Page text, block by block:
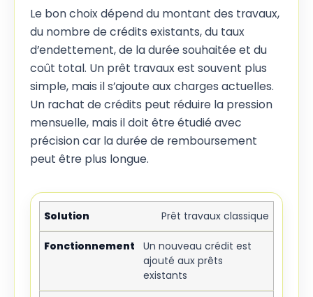
Le bon choix dépend du montant des travaux,
du nombre de crédits existants, du taux
d’endettement, de la durée souhaitée et du
coût total. Un prêt travaux est souvent plus
simple, mais il s’ajoute aux charges actuelles.
Un rachat de crédits peut réduire la pression
mensuelle, mais il doit être étudié avec
précision car la durée de remboursement
peut être plus longue.
Prêt travaux classique
Un nouveau crédit est
ajouté aux prêts
existants